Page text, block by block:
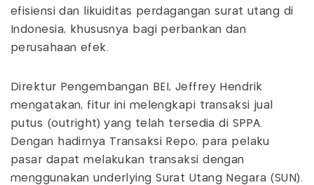
efisiensi dan likuiditas perdagangan surat utang di
Indonesia, khususnya bagi perbankan dan
perusahaan efek.
Direktur Pengembangan BEI, Jeffrey Hendrik
mengatakan, fitur ini melengkapi transaksi jual
putus (outright) yang telah tersedia di SPPA.
Dengan hadirnya Transaksi Repo, para pelaku
pasar dapat melakukan transaksi dengan
menggunakan underlying Surat Utang Negara (SUN).